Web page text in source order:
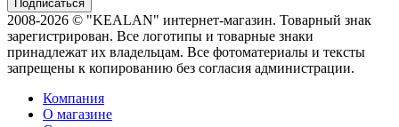
2008-2026 © "KEALAN" интернет-магазин. Товарный знак
зарегистрирован. Все логотипы и товарные знаки
принадлежат их владельцам. Все фотоматериалы и тексты
запрещены к копированию без согласия администрации.
Компания
О магазине